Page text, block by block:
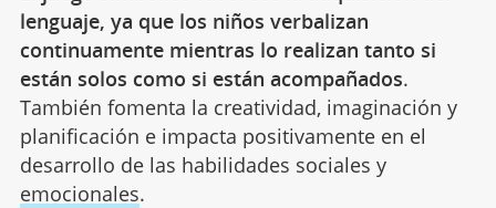
lenguaje, ya que los niños verbalizan
continuamente mientras lo realizan tanto si
están solos como si están acompañados.
También fomenta la creatividad, imaginación y
planificación e impacta positivamente en el
desarrollo de las habilidades sociales y
emocionales.